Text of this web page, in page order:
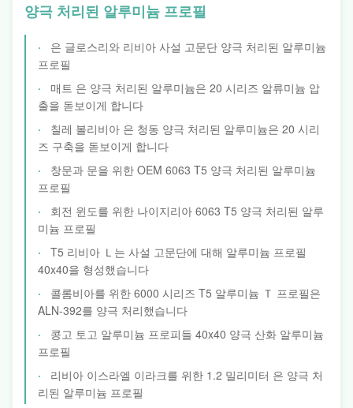
양극 처리된 알루미늄 프로필
은 글로스리와 리비아 사설 고문단 양극 처리된 알루미늄
프로필
매트 은 양극 처리된 알루미늄은 20 시리즈 알류미늄 압
출을 돋보이게 합니다
칠레 볼리비아 은 청동 양극 처리된 알루미늄은 20 시리
즈 구축을 돋보이게 합니다
창문과 문을 위한 OEM 6063 T5 양극 처리된 알루미늄
프로필
회전 윈도를 위한 나이지리아 6063 T5 양극 처리된 알루
미늄 프로필
T5 리비아 Ｌ는 사설 고문단에 대해 알루미늄 프로필
40x40을 형성했습니다
콜롬비아를 위한 6000 시리즈 T5 알루미늄 Ｔ 프로필은
ALN-392를 양극 처리했습니다
콩고 토고 알루미늄 프로피들 40x40 양극 산화 알루미늄
프로필
리비아 이스라엘 이라크를 위한 1.2 밀리미터 은 양극 처
리된 알루미늄 프로필